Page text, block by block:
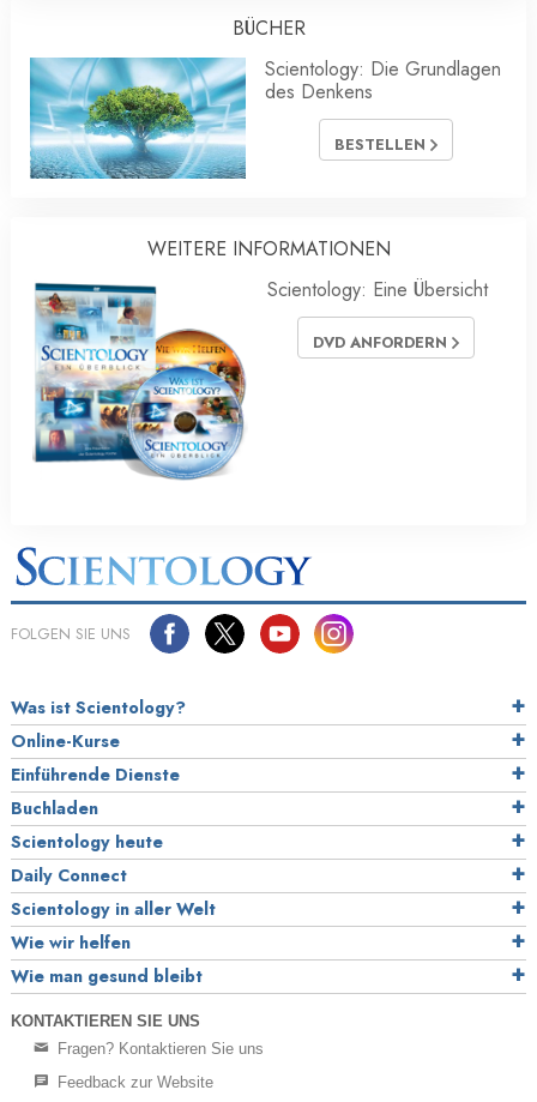
BÜCHER
Scientology: Die Grundlagen
des Denkens
BESTELLEN
WEITERE INFORMATIONEN
Scientology: Eine Übersicht
DVD ANFORDERN
FOLGEN SIE UNS
Was ist Scientology?
Online-Kurse
Einführende Dienste
Buchladen
Scientology heute
Daily Connect
Scientology in aller Welt
Wie wir helfen
Wie man gesund bleibt
KONTAKTIEREN SIE UNS
Fragen? Kontaktieren Sie uns
Feedback zur Website